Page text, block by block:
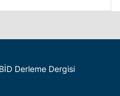
Derleme Dergisi